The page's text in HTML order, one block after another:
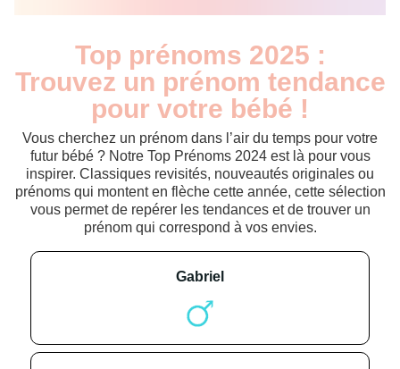
Top prénoms 2025 :
Trouvez un prénom tendance
pour votre bébé !
Vous cherchez un prénom dans l’air du temps pour votre
futur bébé ? Notre Top Prénoms 2024 est là pour vous
inspirer. Classiques revisités, nouveautés originales ou
prénoms qui montent en flèche cette année, cette sélection
vous permet de repérer les tendances et de trouver un
prénom qui correspond à vos envies.
gabriel